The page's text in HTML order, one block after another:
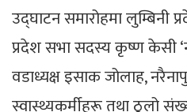
उद्घाटन समारोहमा लुम्बिनी
प्रदेश सभा सदस्य कृष्ण केसी
वडाध्यक्ष इसाक जोलाह,
स्वास्थ्यकर्मीहरू तथा ठूलो